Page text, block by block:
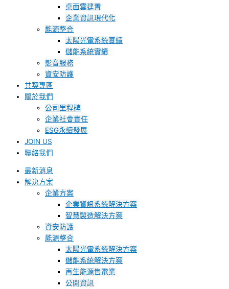
桌面雲建置
企業資訊現代化
能源整合
太陽光電系統實績
儲能系統實績
影音服務
資安防護
共契專區
關於我們
公司里程碑
企業社會責任
ESG永續發展
JOIN US
聯絡我們
最新消息
解決方案
企業方案
企業資訊系統解決方案
智慧製造解決方案
資安防護
能源整合
太陽光電系統解決方案
儲能系統解決方案
再生能源售電業
公開資訊